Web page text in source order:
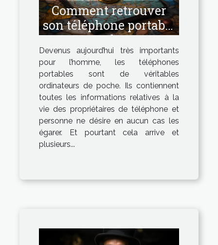
Comment retrouver
son téléphone portable
perdu ?
Devenus aujourd’hui très importants
pour l’homme, les téléphones
portables sont de véritables
ordinateurs de poche. Ils contiennent
toutes les informations relatives à la
vie des propriétaires de téléphone et
personne ne désire en aucun cas les
égarer. Et pourtant cela arrive et
plusieurs...